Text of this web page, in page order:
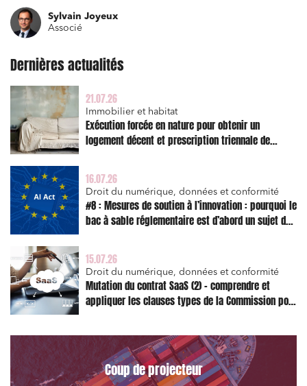
Sylvain Joyeux
Associé
Dernières actualités
21.07.26
Immobilier et habitat
Exécution forcée en nature pour obtenir un
logement décent et prescription triennale de
16.07.26
Droit du numérique, données et conformité
#8 : Mesures de soutien à l’innovation : pourquoi le
bac à sable réglementaire est d’abord un sujet de
15.07.26
Droit du numérique, données et conformité
Mutation du contrat SaaS (2) – comprendre et
appliquer les clauses types de la Commission pour
Coup de projecteur
Environnement
Banque finance et assurance
Droit des sociétés et Fusions-Acquisitions
J'ai lu et j'accepte la